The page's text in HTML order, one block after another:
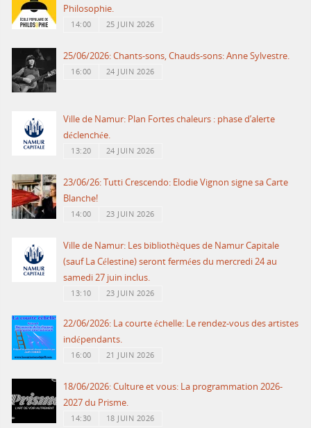
Philosophie.
14:00 25 JUIN 2026
25/06/2026: Chants-sons, Chauds-sons: Anne Sylvestre.
16:00 24 JUIN 2026
Ville de Namur: Plan Fortes chaleurs : phase d’alerte
déclenchée.
13:20 24 JUIN 2026
23/06/26: Tutti Crescendo: Elodie Vignon signe sa Carte
Blanche!
14:00 23 JUIN 2026
Ville de Namur: Les bibliothèques de Namur Capitale
(sauf La Célestine) seront fermées du mercredi 24 au
samedi 27 juin inclus.
13:10 23 JUIN 2026
22/06/2026: La courte échelle: Le rendez-vous des artistes
indépendants.
16:00 21 JUIN 2026
18/06/2026: Culture et vous: La programmation 2026-
2027 du Prisme.
14:30 18 JUIN 2026